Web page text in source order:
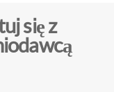
się z